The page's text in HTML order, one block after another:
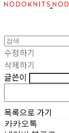
수정하기
삭제하기
글쓴이
목록으로 가기
카카오톡